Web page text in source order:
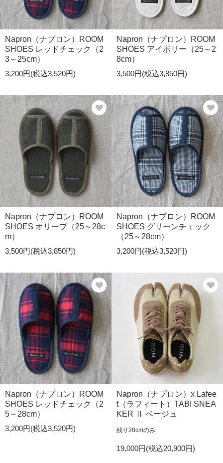
Napron（ナプロン）ROOM
SHOES レッドチェック（2
3～25cm）
3,200円(税込3,520円)
Napron（ナプロン）ROOM
SHOES アイボリー（25～2
8cm）
3,500円(税込3,850円)
Napron（ナプロン）ROOM
SHOES オリーブ（25～28c
m）
3,500円(税込3,850円)
Napron（ナプロン）ROOM
SHOES グリーンチェック
（25～28cm）
3,200円(税込3,520円)
Napron（ナプロン）ROOM
SHOES レッドチェック（2
5～28cm）
3,200円(税込3,520円)
Napron（ナプロン）x Lafee
t（ラフィート）TABI SNEA
KER Ⅱ ベージュ
残り28cmのみ
19,000円(税込20,900円)